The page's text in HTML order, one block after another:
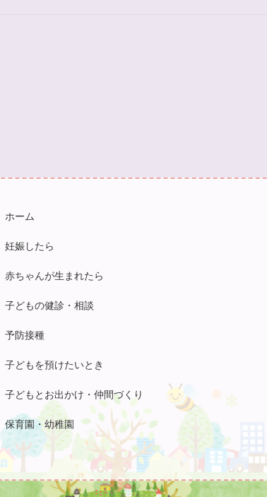
ホーム
妊娠したら
赤ちゃんが生まれたら
子どもの健診・相談
予防接種
子どもを預けたいとき
子どもとお出かけ・仲間づくり
保育園・幼稚園